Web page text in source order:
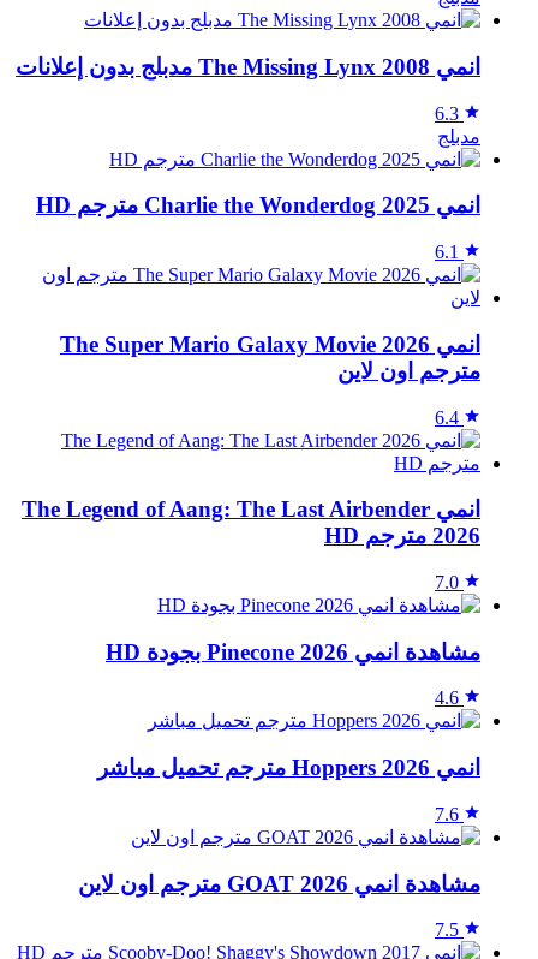
انمي The Missing Lynx 2008 مدبلج بدون إعلانات
6.3
مدبلج
انمي Charlie the Wonderdog 2025 مترجم HD
6.1
انمي The Super Mario Galaxy Movie 2026
مترجم اون لاين
6.4
انمي The Legend of Aang: The Last Airbender
2026 مترجم HD
7.0
مشاهدة انمي Pinecone 2026 بجودة HD
4.6
انمي Hoppers 2026 مترجم تحميل مباشر
7.6
مشاهدة انمي GOAT 2026 مترجم اون لاين
7.5